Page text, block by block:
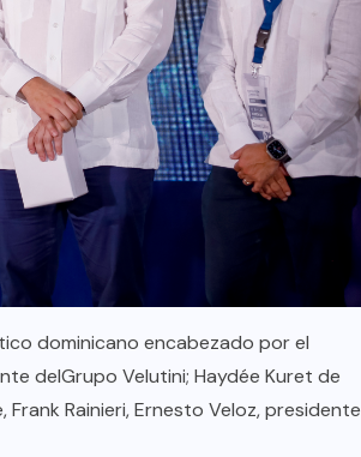
dominicano encabezado por el
delGrupo Velutini; Haydée Kuret de
Frank Rainieri, Ernesto Veloz, presidente